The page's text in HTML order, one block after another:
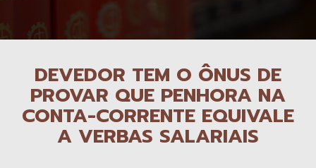
DEVEDOR TEM O ÔNUS DE
PROVAR QUE PENHORA NA
CONTA-CORRENTE EQUIVALE
A VERBAS SALARIAIS